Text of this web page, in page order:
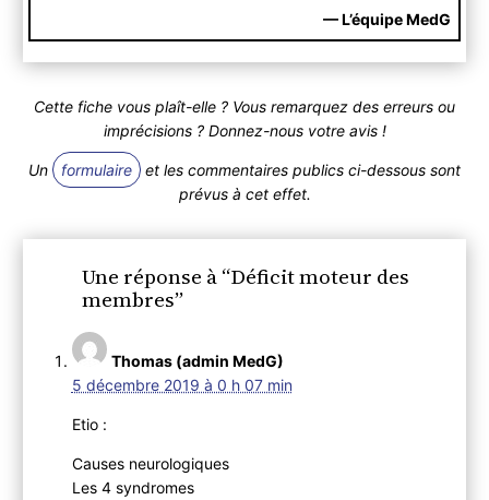
— L’équipe MedG
Cette fiche vous plaît-elle ? Vous remarquez des erreurs ou
imprécisions ? Donnez-nous votre avis !
Un formulaire
et les commentaires publics ci-dessous sont
prévus à cet effet.
Une réponse à “Déficit moteur des
membres”
Thomas (admin MedG)
5 décembre 2019 à 0 h 07 min
Etio :
Causes neurologiques
Les 4 syndromes